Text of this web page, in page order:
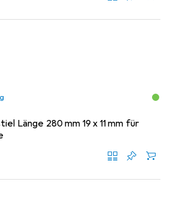
Länge 280 mm 19 x 11 mm für